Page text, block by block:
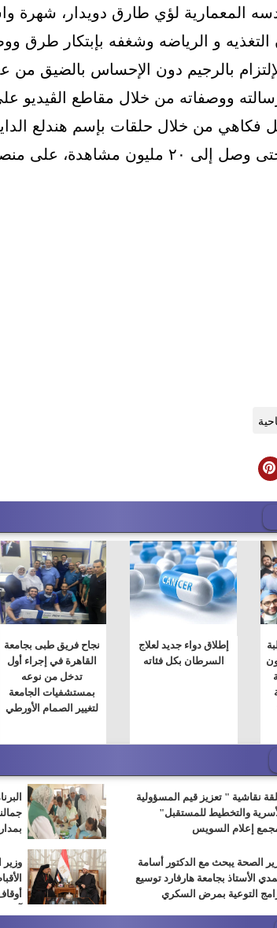
المعمارية لؤي طارق دويدار، شهرة
التغذيه و الرياضه وشغفه بإبتكار طرق
بالرجيم دون الإحساس بالضيق من
ووصفاته من خلال مقاطع الڤيديو
فكاهي من خلال حلقات بإسم هندلع
على منصات السوشيال ميديا.
إطلاق دواء جديد لعلاج
السرطان بكل فئاته
نجاح فريق طبى بجامعة
القاهرة في إجراء أول
تدخل من نوعه
بمستشفيات الجامعة
لتغيير الصمام الأورطي
نقاشية " تعزيز قيم المسؤولية
والتخطيط للمستقبل"
إعلام السويس
الصحة يبحث مع الدكتور أسامة
الأستاذ بجامعة هارفارد توسيع
التوعية بمرض السكري